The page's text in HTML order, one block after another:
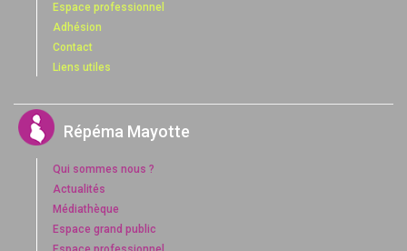
Espace professionnel
Adhésion
Contact
Liens utiles
Répéma Mayotte
Qui sommes nous ?
Actualités
Médiathèque
Espace grand public